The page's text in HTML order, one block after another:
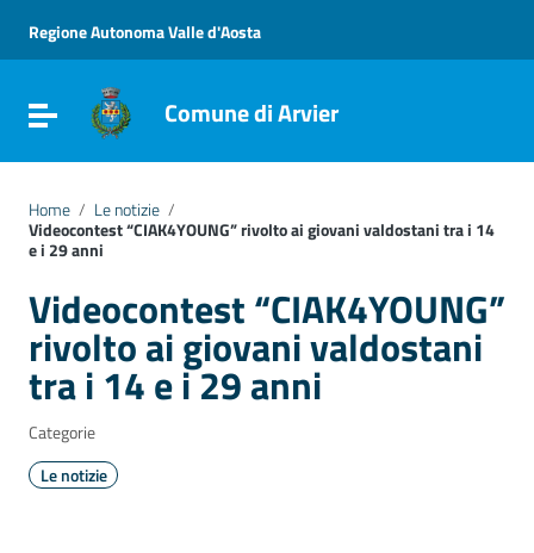
Vai al menu di navigazione
Vai al footer
Regione Autonoma Valle d'Aosta
Attiva / disattiva la navigazione
Comune di Arvier
Home / Le notizie /
Videocontest “CIAK4YOUNG” rivolto ai giovani valdostani tra i 14
e i 29 anni
Videocontest “CIAK4YOUNG”
rivolto ai giovani valdostani
tra i 14 e i 29 anni
Categorie
Le notizie